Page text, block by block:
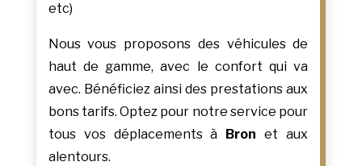
etc)
Nous vous proposons des véhicules de
haut de gamme, avec le confort qui va
avec. Bénéficiez ainsi des prestations aux
bons tarifs. Optez pour notre service pour
tous vos déplacements à Bron et aux
alentours.